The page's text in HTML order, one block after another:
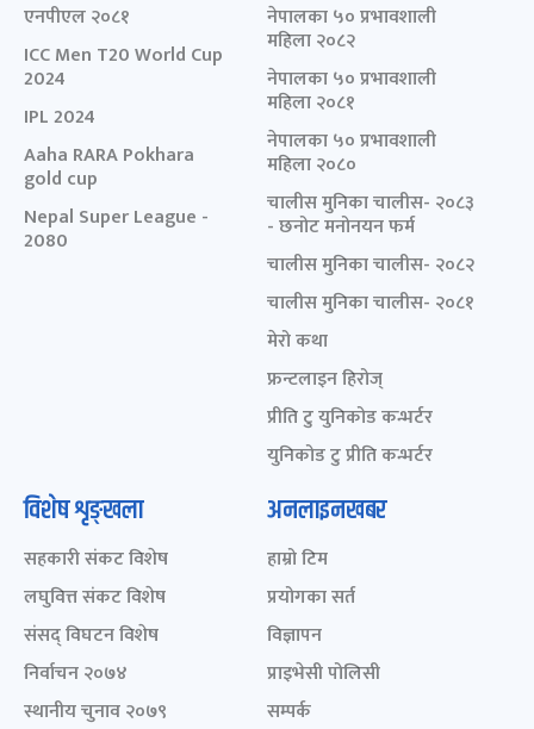
एनपीएल २०८१
ICC Men T20 World Cup
2024
IPL 2024
Aaha RARA Pokhara
gold cup
Nepal Super League -
2080
नेपालका ५० प्रभावशाली
महिला २०८२
नेपालका ५० प्रभावशाली
महिला २०८१
नेपालका ५० प्रभावशाली
महिला २०८०
चालीस मुनिका चालीस- २०८३
- छनोट मनोनयन फर्म
चालीस मुनिका चालीस- २०८२
चालीस मुनिका चालीस- २०८१
मेरो कथा
फ्रन्टलाइन हिरोज्
प्रीति टु युनिकोड कन्भर्टर
युनिकोड टु प्रीति कन्भर्टर
विशेष शृङ्खला
सहकारी संकट विशेष
लघुवित्त संकट विशेष
संसद् विघटन विशेष
निर्वाचन २०७४
स्थानीय चुनाव २०७९
अनलाइनखबर
हाम्रो टिम
प्रयोगका सर्त
विज्ञापन
प्राइभेसी पोलिसी
सम्पर्क